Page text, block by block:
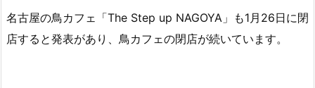
名古屋の鳥カフェ「The Step up NAGOYA」も1月26日に閉
店すると発表があり、鳥カフェの閉店が続いています。